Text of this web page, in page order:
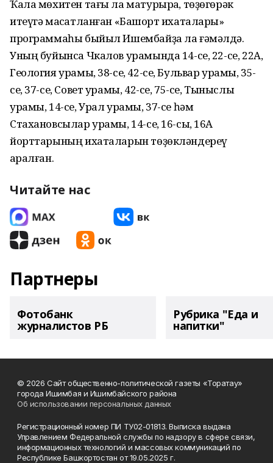
Ҡала мөхитен тағы ла матурыраҡ, төҙөгөрәк
итеүгә маҡсатланған «Башҡорт ихаталары»
программаһы быйыл Ишембайҙа ла ғәмәлдә.
Уның буйынса Чкалов урамында 14-се, 22-се, 22А,
Геология урамы, 38-се, 42-се, Бульвар урамы, 35-
се, 37-се, Совет урамы, 42-се, 75-се, Тыныслыҡ
урамы, 14-се, Урал урамы, 37-се һәм
Стахановсылар урамы, 14-се, 16-сы, 16А
йорттарының ихаталарын төҙөкләндереү
ҡаралған.
Читайте нас
Партнеры
Фотобанк
журналистов РБ
Рубрика "Еда и
напитки"
© 2026 Сайт общественно-политической газеты «Торатау»
города Ишимбая и Ишимбайского района
Об использовании персональных данных
Регистрационный номер ПИ ТУ02-01813. Выписка выдана
Управлением Федеральной службы по надзору в сфере связи,
информационных технологий и массовых коммуникаций по
Республике Башкортостан от 19.05.2025 г.